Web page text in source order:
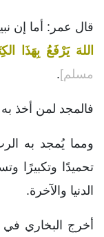
قال عمر: أما إن
اللهَ يَرْفَعُ بِهَذَا
مسلم] .
فالمجد لمن أخذ
ومما يُمجد به
تحميدًا وتكبيرًا
الدنيا والآخرة.
أخرج البخاري في